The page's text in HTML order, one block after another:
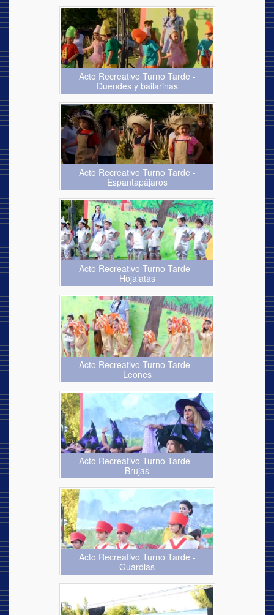
Acto Recreativo Turno Tarde -
Duendes y bailarinas
Acto Recreativo Turno Tarde -
Espantapájaros
Acto Recreativo Turno Tarde -
Hojalatas
Acto Recreativo Turno Tarde -
Leones
Acto Recreativo Turno Tarde -
Brujas
Acto Recreativo Turno Tarde -
Guardias